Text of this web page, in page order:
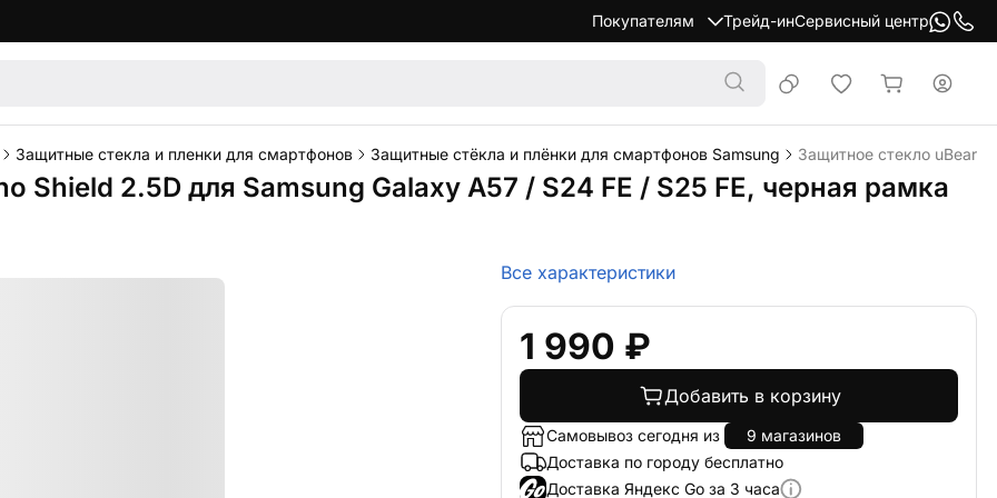
Покупателям Трейд-инСервисный центр
Защитные стекла и пленки для смартфонов Защитные стёкла и плёнки для смартфонов Samsung Защитное стекло uBear
Shield 2.5D для Samsung Galaxy A57 / S24 FE / S25 FE, черная рамка
Все характеристики
1 990 ₽
Добавить в корзину
Самовывоз сегодня из
9 магазинов
Доставка по городу бесплатно
Доставка Яндекс Go за 3 часа